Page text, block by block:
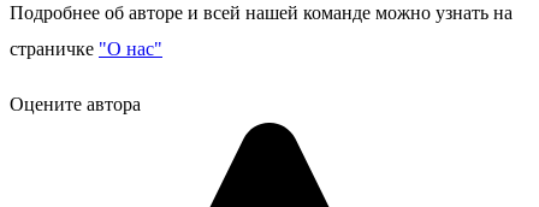
Подробнее об авторе и всей нашей команде можно узнать на
страничке "О нас"
Оцените автора